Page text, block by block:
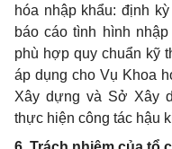
hóa nhập khẩu: định
báo cáo tình hình
phù hợp quy chuẩn kỹ
áp dụng cho Vụ Khoa
Xây dựng và Sở Xây
thực hiện công tác hậu